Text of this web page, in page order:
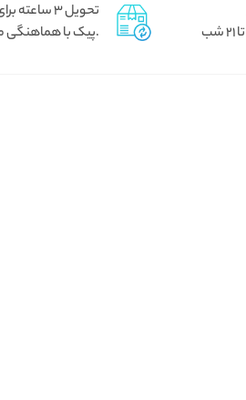
تحویل 3 ساعته برای تهران
.پیک با هماهنگی